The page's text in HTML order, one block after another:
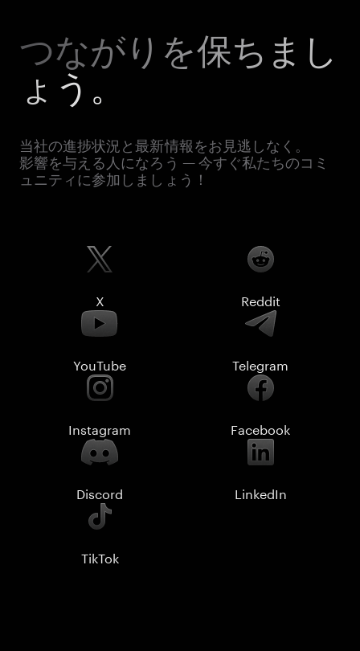
つながりを保ちまし
ょう。
当社の進捗状況と最新情報をお見逃しなく。
影響を与える人になろう — 今すぐ私たちのコミ
ュニティに参加しましょう！
X Reddit
YouTube Telegram
Instagram Facebook
Discord LinkedIn
TikTok